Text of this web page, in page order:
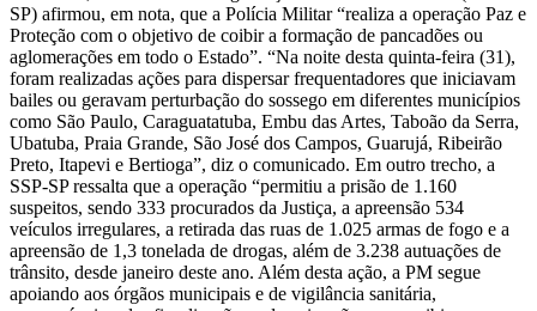
SP) afirmou, em nota, que a Polícia Militar “realiza a operação Paz e
Proteção com o objetivo de coibir a formação de pancadões ou
aglomerações em todo o Estado”. “Na noite desta quinta-feira (31),
foram realizadas ações para dispersar frequentadores que iniciavam
bailes ou geravam perturbação do sossego em diferentes municípios
como São Paulo, Caraguatatuba, Embu das Artes, Taboão da Serra,
Ubatuba, Praia Grande, São José dos Campos, Guarujá, Ribeirão
Preto, Itapevi e Bertioga”, diz o comunicado. Em outro trecho, a
SSP-SP ressalta que a operação “permitiu a prisão de 1.160
suspeitos, sendo 333 procurados da Justiça, a apreensão 534
veículos irregulares, a retirada das ruas de 1.025 armas de fogo e a
apreensão de 1,3 tonelada de drogas, além de 3.238 autuações de
trânsito, desde janeiro deste ano. Além desta ação, a PM segue
apoiando aos órgãos municipais e de vigilância sanitária,